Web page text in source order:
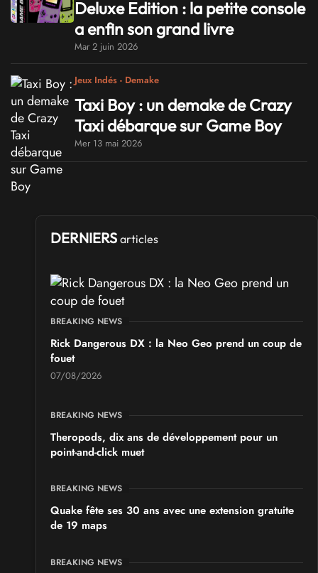
Deluxe Edition : la petite console
a enfin son grand livre
Mar 2 juin 2026
Jeux Indés - Demake
Taxi Boy : un demake de Crazy
Taxi débarque sur Game Boy
Mer 13 mai 2026
DERNIERS articles
BREAKING NEWS
Rick Dangerous DX : la Neo Geo prend un coup de
fouet
07/08/2026
BREAKING NEWS
Theropods, dix ans de développement pour un
point-and-click muet
BREAKING NEWS
Quake fête ses 30 ans avec une extension gratuite
de 19 maps
BREAKING NEWS